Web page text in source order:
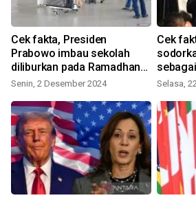
Cek fakta, Presiden
Prabowo imbau sekolah
diliburkan pada Ramadhan
2025
Senin, 2 Desember 2024
Cek
Selasa,